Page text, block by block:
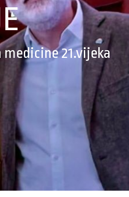
21.vijeka